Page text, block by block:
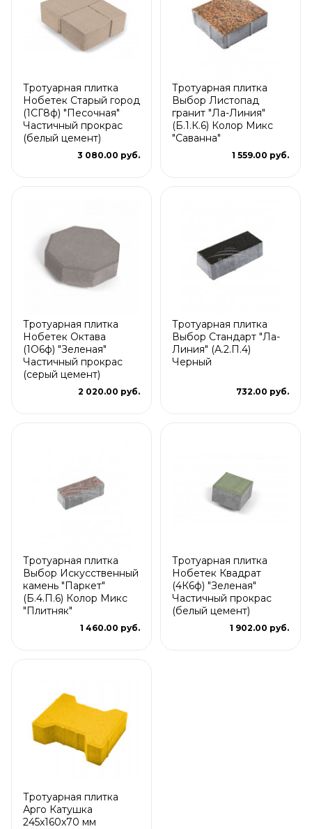
Тротуарная плитка
Нобетек Старый город
(1СГ8ф) "Песочная"
Частичный прокрас
(белый цемент)
3 080.00 руб.
Тротуарная плитка
Выбор Листопад
гранит "Ла-Линия"
(Б.1.К.6) Колор Микс
"Саванна"
1 559.00 руб.
Тротуарная плитка
Нобетек Октава
(1О6ф) "Зеленая"
Частичный прокрас
(серый цемент)
2 020.00 руб.
Тротуарная плитка
Выбор Стандарт "Ла-
Линия" (А.2.П.4)
Черный
732.00 руб.
Тротуарная плитка
Выбор Искусственный
камень "Паркет"
(Б.4.П.6) Колор Микс
"Плитняк"
1 460.00 руб.
Тротуарная плитка
Нобетек Квадрат
(4К6ф) "Зеленая"
Частичный прокрас
(белый цемент)
1 902.00 руб.
Тротуарная плитка
Арго Катушка
245x160x70 мм